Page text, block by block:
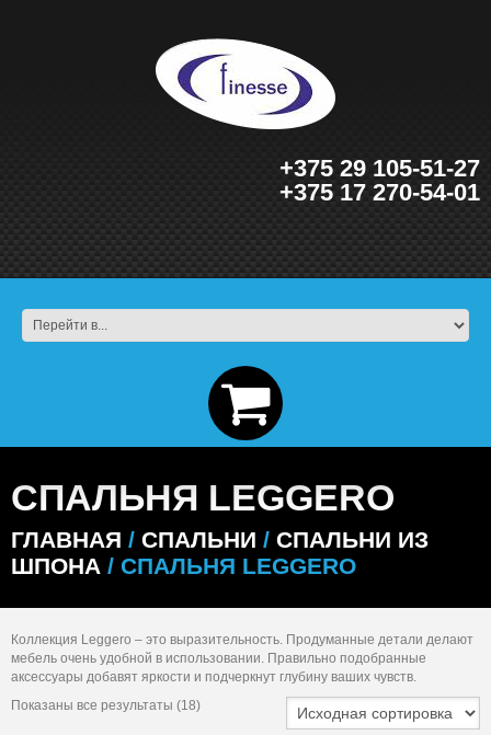
+375 29 105-51-27
+375 17 270-54-01
СПАЛЬНЯ LEGGERO
ГЛАВНАЯ / СПАЛЬНИ / СПАЛЬНИ ИЗ
ШПОНА / СПАЛЬНЯ LEGGERO
Коллекция Leggero – это выразительность. Продуманные детали делают
мебель очень удобной в использовании. Правильно подобранные
аксессуары добавят яркости и подчеркнут глубину ваших чувств.
Показаны все результаты (18)